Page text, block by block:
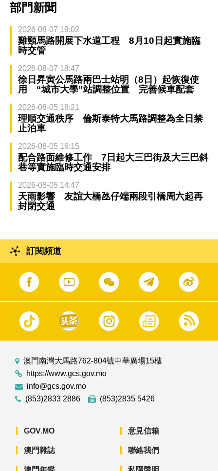
部門新聞
2026-08-07 19:02
雞頸馬路開展下水道工程 8月10日起實施臨
時交管
2026-08-07 18:47
徐日昇寅公馬路兩巴士站明（8日）起恢復使
用 “城市大學”站調整位置 完善候車配套
2026-08-05 18:21
理順交通秩序 倫斯泰特大馬路調整為全日禁
止泊車
2026-08-05 16:15
配合路面維修工作 7日起大三巴街及大三巴斜
巷等實施臨時交通安排
2026-08-05 14:47
天雨影響 友誼大橋氹仔端兩段引橋周六起再
封閉交通
訂閱頻道
澳門南灣大馬路762-804號中華廣場15樓
https://www.gcs.gov.mo
info@gcs.gov.mo
(853)2833 2886
(853)2835 5426
GOV.MO
澳門雜誌
意見信箱
聯絡我們